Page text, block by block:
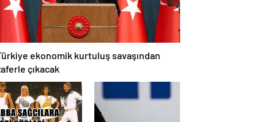
ekonomik kurtuluş savaşından
çıkacak